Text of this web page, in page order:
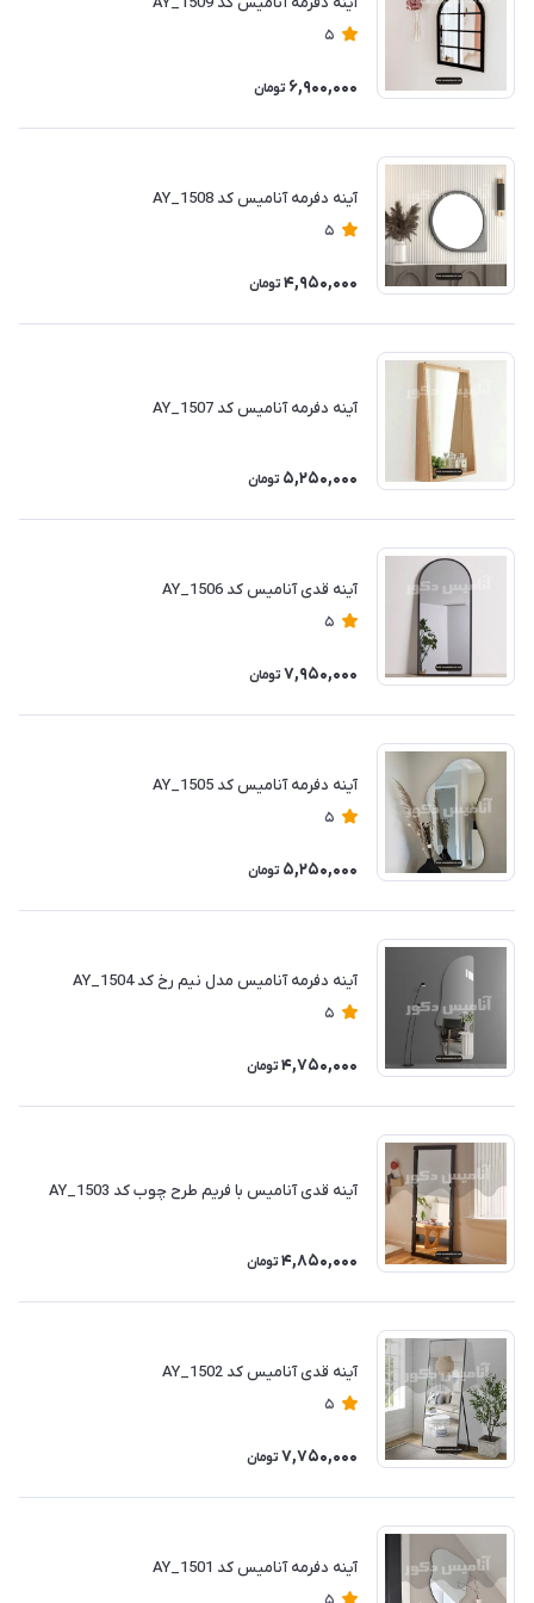
5
6,900,000 تومان
آینه دفرمه آنامیس کد AY_1508
5
4,950,000 تومان
آینه دفرمه آنامیس کد AY_1507
5,250,000 تومان
آینه قدی آنامیس کد AY_1506
5
7,950,000 تومان
آینه دفرمه آنامیس کد AY_1505
5
5,250,000 تومان
آینه دفرمه آنامیس مدل نیم رخ کد AY_1504
5
4,750,000 تومان
آینه قدی آنامیس با فریم طرح چوب کد AY_1503
4,850,000 تومان
آینه قدی آنامیس کد AY_1502
5
7,750,000 تومان
آینه دفرمه آنامیس کد AY_1501